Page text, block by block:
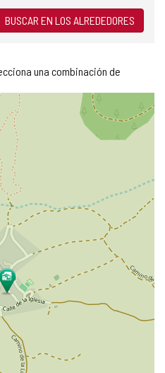
BUSCAR EN LOS ALREDEDORES
una combinación de